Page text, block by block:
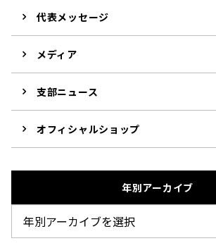
代表メッセージ
メディア
支部ニュース
オフィシャルショップ
年別アーカイブ